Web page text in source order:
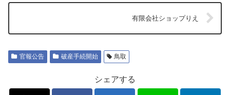
有限会社ショップりえ
官報公告 破産手続開始 鳥取
シェアする